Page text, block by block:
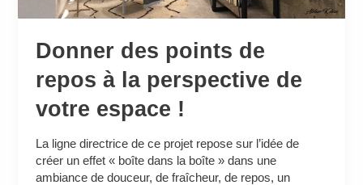
Donner des points de
repos à la perspective de
votre espace !
La ligne directrice de ce projet repose sur l’idée de
créer un effet « boîte dans la boîte » dans une
ambiance de douceur, de fraîcheur, de repos, un
espace